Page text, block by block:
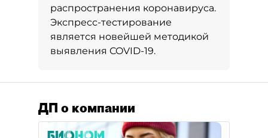
распространения коронавируса.
Экспресс-тестирование
является новейшей методикой
выявления COVID-19.
ДП о компании